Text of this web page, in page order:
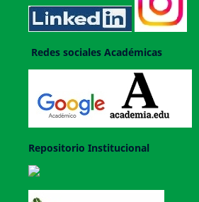
Redes sociales Académicas
Repositorio Institucional